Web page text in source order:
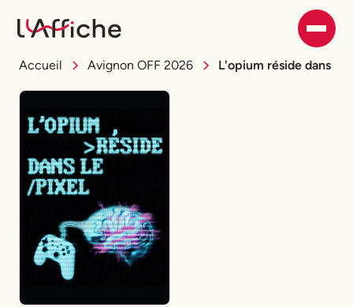
Accueil Avignon OFF 2026 L'opium réside dans le